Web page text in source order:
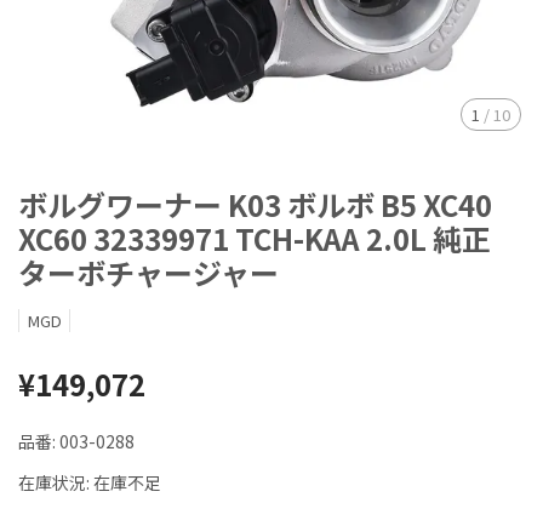
1 / 10
ボルグワーナー K03 ボルボ B5 XC40
XC60 32339971 TCH-KAA 2.0L 純正
ターボチャージャー
MGD
¥149,072
品番: 003-0288
在庫状況: 在庫不足